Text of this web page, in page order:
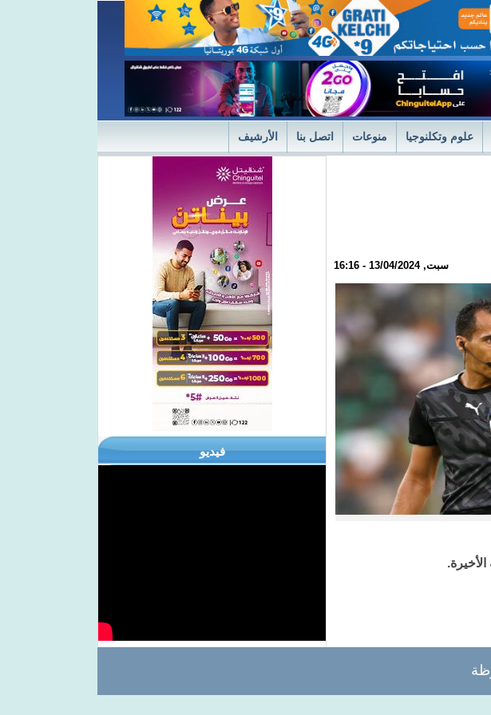
علوم وتكلنوجيا منوعات اتصل بنا الأرشيف
الكلى بتقنية الليزر الحديثة
للديوان الموسع لتسليم جوائز "التميز" في نسختها الأولى 2024
فيديو
سبت, 13/04/2024 - 16:16